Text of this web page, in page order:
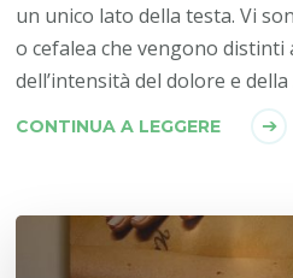
un unico lato della testa. Vi
o cefalea che vengono distinti
dell’intensità del dolore e
CONTINUA A LEGGERE